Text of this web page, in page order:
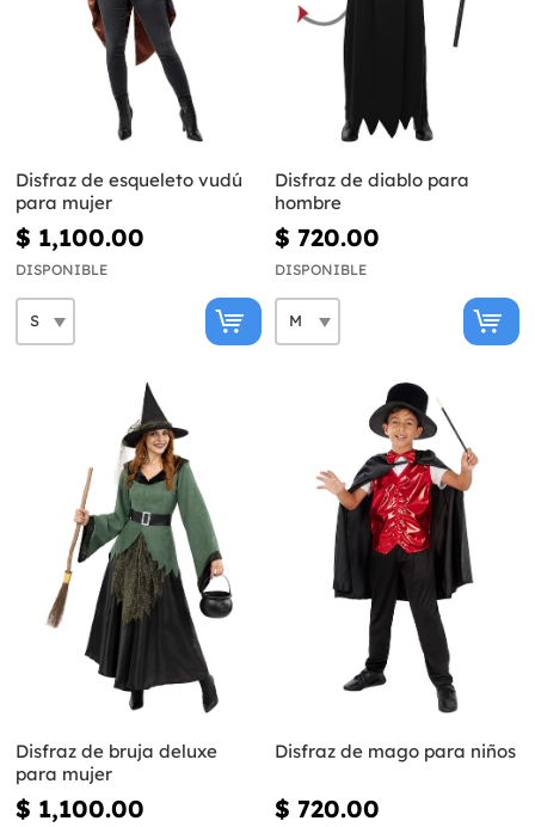
Disfraz de esqueleto vudú
para mujer
$ 1,100.00
DISPONIBLE
Disfraz de diablo para
hombre
$ 720.00
DISPONIBLE
Disfraz de bruja deluxe
para mujer
$ 1,100.00
Disfraz de mago para niños
$ 720.00